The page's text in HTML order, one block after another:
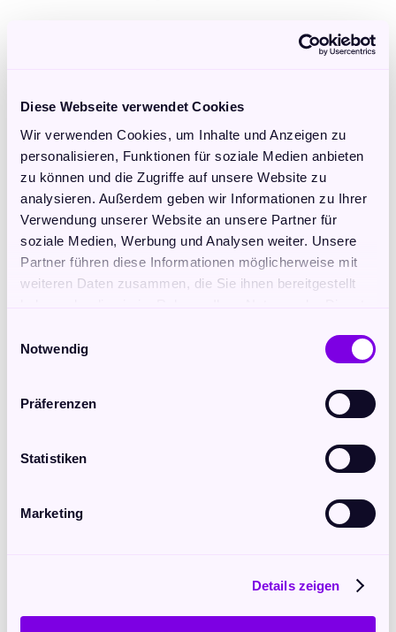
Diese Webseite verwendet Cookies
Wir verwenden Cookies, um Inhalte und Anzeigen zu
personalisieren, Funktionen für soziale Medien anbieten
zu können und die Zugriffe auf unsere Website zu
analysieren. Außerdem geben wir Informationen zu Ihrer
Verwendung unserer Website an unsere Partner für
soziale Medien, Werbung und Analysen weiter. Unsere
Partner führen diese Informationen möglicherweise mit
weiteren Daten zusammen, die Sie ihnen bereitgestellt
Notwendig
Präferenzen
Statistiken
Marketing
Details zeigen
Wertschätzung
Hat dich diese Meditation berührt?
Ich möchte diese Meditationen grundsätzlich
allen Hörerinnen und Hörern anbieten.
Anders als die meisten Podcasts werde ich
verfolge ich das Ziel, damit andere Produkte
zu verkaufen. Deshalb bitte ich dich um
Folge.
dem, was ich brauche, um die Folgen
beflügelt mich dieser Ausdruck der
ist willkommen und wird von Herzen